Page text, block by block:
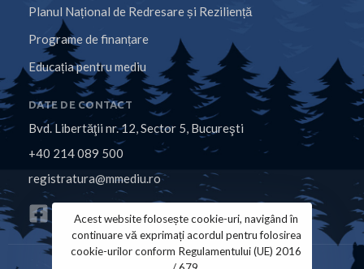
Planul Național de Redresare și Reziliență
Programe de finanțare
Educația pentru mediu
DATE DE CONTACT
Bvd. Libertăţii nr. 12, Sector 5, Bucureşti
+40 214 089 500
registratura@mmediu.ro
Acest website folosește cookie-uri, navigând în
continuare vă exprimați acordul pentru folosirea
cookie-urilor conform Regulamentului (UE) 2016